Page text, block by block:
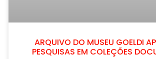
ARQUIVO DO MUSEU GOELDI
PESQUISAS EM COLEÇÕES